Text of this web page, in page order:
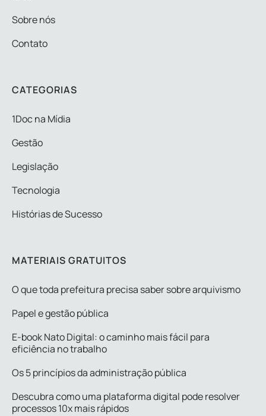
Sobre nós
Contato
CATEGORIAS
1Doc na Mídia
Gestão
Legislação
Tecnologia
Histórias de Sucesso
MATERIAIS GRATUITOS
O que toda prefeitura precisa saber sobre arquivismo
Papel e gestão pública
E-book Nato Digital: o caminho mais fácil para
eficiência no trabalho
Os 5 princípios da administração pública
Descubra como uma plataforma digital pode resolver
processos 10x mais rápidos